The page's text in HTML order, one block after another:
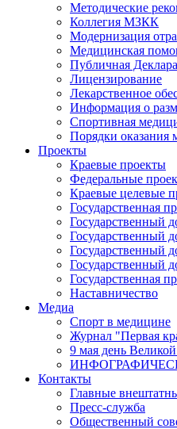
Методические
Коллегия МЗКК
Модернизация
Медицинская
Публичная
Лицензирование
Лекарственное
Информация о
Спортивная
Порядки
Проекты
Краевые проекты
Федеральные
Краевые целевые
Государственная
Государственный
Государственный
Государственный
Государственный
Государственная
Наставничество
Медиа
Спорт в медицине
Журнал "Первая
9 мая день
Контакты
Главные
Пресс-служба
Общественный